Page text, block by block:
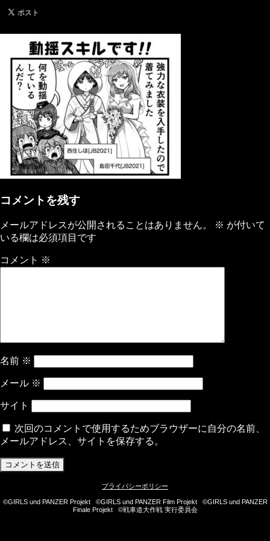
コメントを残す
メールアドレスが公開されることはありません。 ※ が付いて
いる欄は必須項目です
コメント ※
名前 ※
メール ※
サイト
次回のコメントで使用するためブラウザーに自分の名前、
メールアドレス、サイトを保存する。
プライバシーポリシー
©GIRLS und PANZER Projekt ©GIRLS und PANZER Film Projekt ©GIRLS und PANZER
Finale Projekt ©戦車道大作戦 実行委員会